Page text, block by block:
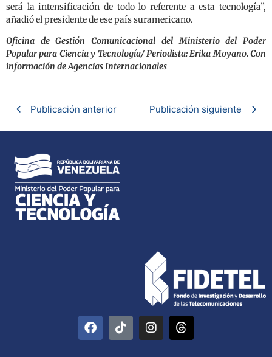
será la intensificación de todo lo referente a esta tecnología”,
añadió el presidente de ese país suramericano.
Oficina de Gestión Comunicacional del Ministerio del Poder
Popular para Ciencia y Tecnología/ Periodista: Erika Moyano. Con
información de Agencias Internacionales
Publicación anterior Publicación siguiente